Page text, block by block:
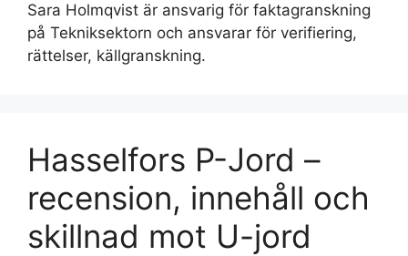
Sara Holmqvist är ansvarig för faktagranskning
på Tekniksektorn och ansvarar för verifiering,
rättelser, källgranskning.
Hasselfors P-Jord –
recension, innehåll och
skillnad mot U-jord